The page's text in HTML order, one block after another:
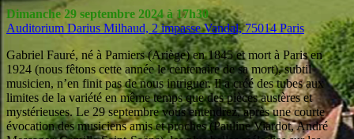
Dimanche 29 septembre 2024 à 17h30
Auditorium Darius Milhaud, 2 impasse Vandal, 75014 Paris
Gabriel Fauré, né à Pamiers (Ariège) en 1845 et mort à Paris en
1924 (nous fêtons cette année le centenaire de sa mort), subtil
musicien, n’en finit pas de nous intriguer. Il a créé des tubes aux
limites de la variété en même temps que des pièces austères et
mystérieuses. Le 29 septembre vous entendrez, après une courte
évocation des musiciens amis et proches (Pauline Viardot, André